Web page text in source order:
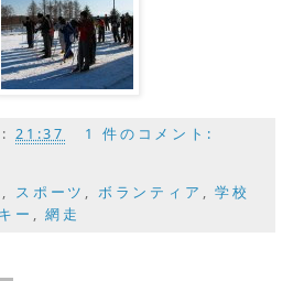
:21:37 1 件のコメント:
, スポーツ , ボランティア ,学校
ー ,網走